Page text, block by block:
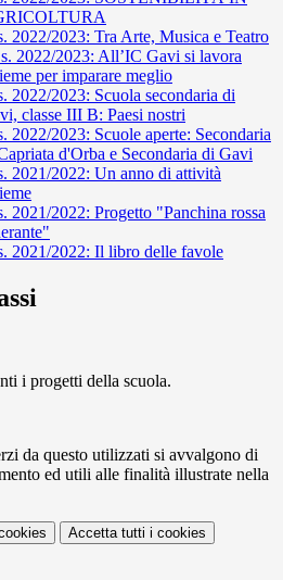
2022/2023: Tra Arte, Musica e Teatro
2022/2023: All’IC Gavi si lavora
per imparare meglio
2022/2023: Scuola secondaria di
classe III B: Paesi nostri
2022/2023: Scuole aperte: Secondaria
d'Orba e Secondaria di Gavi
2021/2022: Un anno di attività
2021/2022: Progetto "Panchina rossa
2021/2022: Il libro delle favole
i progetti della scuola.
da questo utilizzati si avvalgono di
ed utili alle finalità illustrate nella
Accetta tutti i cookies